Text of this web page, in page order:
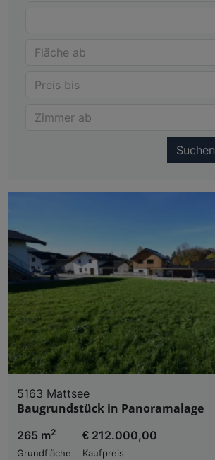
Suchen
5163 Mattsee
Baugrundstück in Panoramalage
265 m2
Grundfläche
€ 212.000,00
Kaufpreis